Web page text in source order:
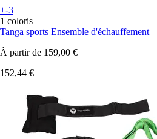
+-3
1 coloris
Tanga sports Ensemble d'échauffement
À partir de 159,00 €
152,44 €